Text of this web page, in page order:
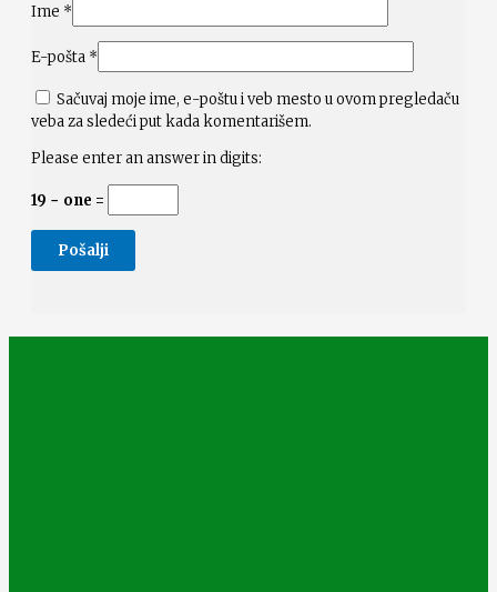
Ime *
E-pošta *
Sačuvaj moje ime, e-poštu i veb mesto u ovom pregledaču
veba za sledeći put kada komentarišem.
Please enter an answer in digits:
19 − one =